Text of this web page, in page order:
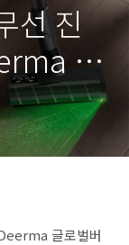
선 진
글
글로벌버